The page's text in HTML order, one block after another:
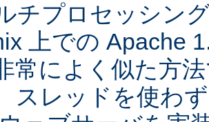
チプロセッシン
上での Apache
常によく似た方
スレッドを使わ